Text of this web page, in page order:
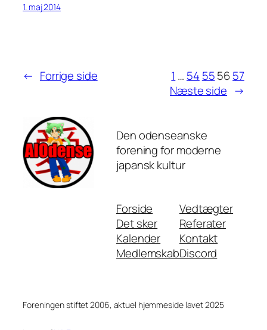
1. maj 2014
← Forrige side 1 … 54 555657
Næste side →
Den odenseanske
forening for moderne
japansk kultur
Forside
Det sker
Kalender
Medlemskab
Vedtægter
Referater
Kontakt
Discord
Foreningen stiftet 2006, aktuel hjemmeside lavet 2025